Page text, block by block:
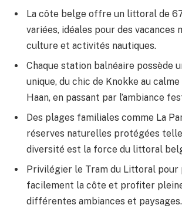
La côte belge offre un littoral de
variées, idéales pour des vacances
culture et activités nautiques.
Chaque station balnéaire possède
unique, du chic de Knokke au
Haan, en passant par l’ambiance
Des plages familiales comme La
réserves naturelles protégées
diversité est la force du littoral
Privilégier le Tram du Littoral
facilement la côte et profiter
différentes ambiances et paysages.